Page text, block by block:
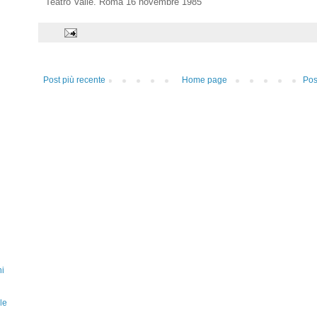
Post più recente Home page